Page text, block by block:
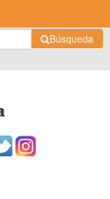
Búsqueda